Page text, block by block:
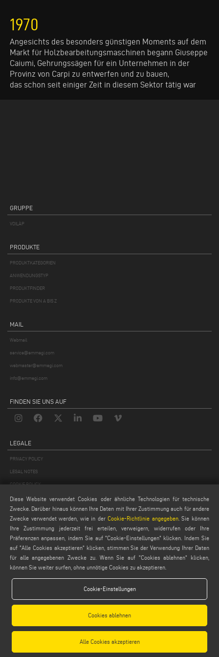
1970
Angesichts des besonders günstigen Moments auf dem
Markt für Holzbearbeitungsmaschinen begann Giuseppe
Caiumi, Gehrungssägen für ein Unternehmen in der
Provinz von Carpi zu entwerfen und zu bauen,
das schon seit einiger Zeit in diesem Sektor tätig war
GRUPPE
VOILÀP
PRODUKTE
PRODUKTKATEGORIEN
ANWENDUNGSTYP
PRODUKTFINDER
PRODUKTE VON A BIS Z
MAIL
Webmail
service@emmegi.com
webmaster@emmegi.com
info@emmegi.com
FINDEN SIE UNS AUF
LEGALE
PRIVACY POLICY
LEGAL NOTES
COOKIE POLICY
GENERAL TERMS AND CONDITIONS OF SALE
ALLGEMEINE VERTRIEBSBEDINGUNGEN
COOKIES EINSTELLUNGEN
Emmegi S.p.a. - Via Archimede, 10 - 41019 - Limidi di Soliera (MO) - ITALY -
tel +39 059 895411- P.Iva/C.Fisc 01978870366
Capitale Sociale € 2.080.000,00 i.v. - Nr. Identificazione I.V.A. IT 01978870366 - R.I.
Modena 01978870366 - R.E.A Modena 256411
Diese Website verwendet Cookies oder ähnliche Technologien für technische
Zwecke. Darüber hinaus können Ihre Daten mit Ihrer Zustimmung auch für andere
Zwecke verwendet werden, wie in derCookie-Richtlinie angegeben. Sie können
Ihre Zustimmung jederzeit frei erteilen, verweigern, widerrufen oder Ihre
Präferenzen anpassen, indem Sie auf "Cookie-Einstellungen" klicken. Indem Sie
auf "Alle Cookies akzeptieren" klicken, stimmen Sie der Verwendung Ihrer Daten
für alle angegebenen Zwecke zu. Wenn Sie auf "Cookies ablehnen" klicken,
können Sie weiter surfen, ohne unnötige Cookies zu akzeptieren.
Cookie-Einstellungen
Cookies ablehnen
Alle Cookies akzeptieren